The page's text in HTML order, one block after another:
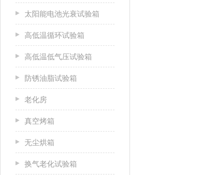
太阳能电池光衰试验箱
高低温循环试验箱
高低温低气压试验箱
防锈油脂试验箱
老化房
真空烤箱
无尘烘箱
换气老化试验箱